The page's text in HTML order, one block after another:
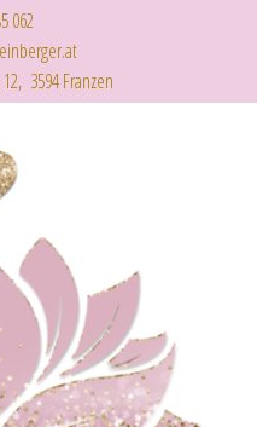
062
3594 Franzen